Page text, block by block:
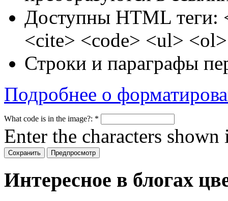
Доступны HTML теги:
<cite> <code> <ul>
Строки и параграфы
Подробнее о
What code is in the image?: *
Enter the characters shown
Интересное в блогах